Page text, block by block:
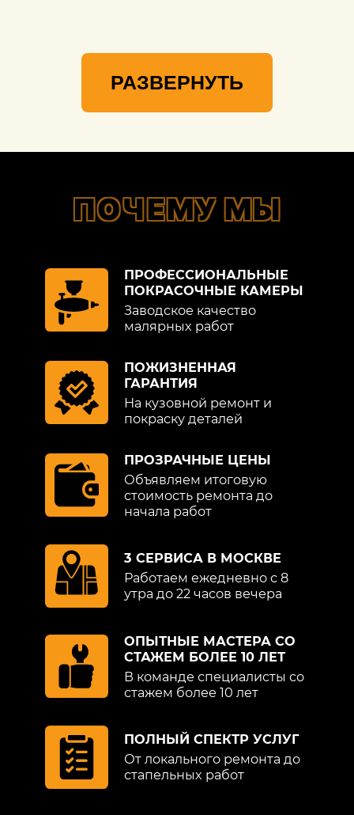
РАЗВЕРНУТЬ
ПОЧЕМУ МЫ
ПРОФЕССИОНАЛЬНЫЕ
ПОКРАСОЧНЫЕ КАМЕРЫ
Заводское качество
малярных работ
ПОЖИЗНЕННАЯ
ГАРАНТИЯ
На кузовной ремонт и
покраску деталей
ПРОЗРАЧНЫЕ ЦЕНЫ
Объявляем итоговую
стоимость ремонта до
начала работ
3 СЕРВИСА В МОСКВЕ
Работаем ежедневно с 8
утра до 22 часов вечера
ОПЫТНЫЕ МАСТЕРА СО
СТАЖЕМ БОЛЕЕ 10 ЛЕТ
В команде специалисты со
стажем более 10 лет
ПОЛНЫЙ СПЕКТР УСЛУГ
От локального ремонта до
стапельных работ